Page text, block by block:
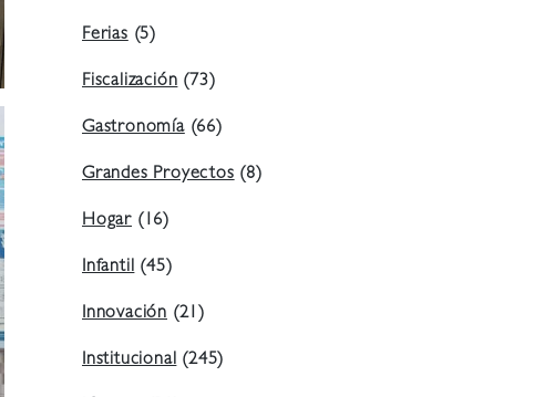
Ferias(5)
Fiscalización(73)
Gastronomía(66)
Grandes Proyectos(8)
Hogar (16)
Infantil(45)
Innovación (21)
Institucional(245)